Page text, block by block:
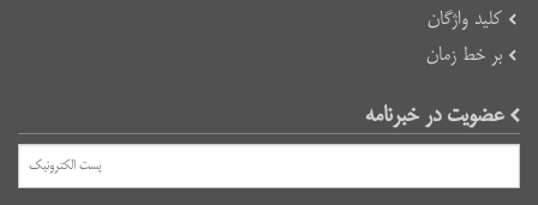
کلید واژگان
بر خط زمان
عضویت در خبرنامه